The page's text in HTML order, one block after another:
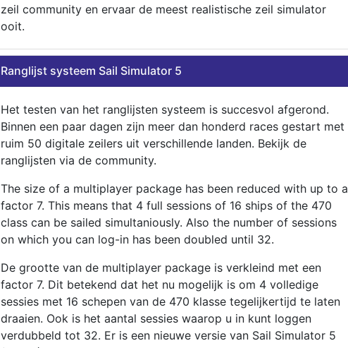
zeil community en ervaar de meest realistische zeil simulator
ooit.
Ranglijst systeem Sail Simulator 5
Het testen van het ranglijsten systeem is succesvol afgerond.
Binnen een paar dagen zijn meer dan honderd races gestart met
ruim 50 digitale zeilers uit verschillende landen. Bekijk de
ranglijsten via de community.
The size of a multiplayer package has been reduced with up to a
factor 7. This means that 4 full sessions of 16 ships of the 470
class can be sailed simultaniously. Also the number of sessions
on which you can log-in has been doubled until 32.
De grootte van de multiplayer package is verkleind met een
factor 7. Dit betekend dat het nu mogelijk is om 4 volledige
sessies met 16 schepen van de 470 klasse tegelijkertijd te laten
draaien. Ook is het aantal sessies waarop u in kunt loggen
verdubbeld tot 32. Er is een nieuwe versie van Sail Simulator 5